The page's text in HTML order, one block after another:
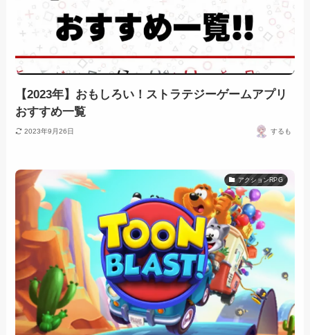
【2023年】おもしろい！ストラテジーゲームアプリ
おすすめ一覧
2023年9月26日 するも
アクションRPG